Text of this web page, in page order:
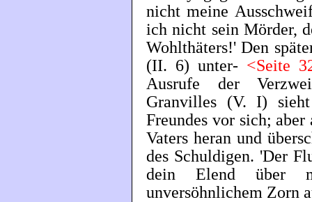
nicht meine
ich nicht sein Mörder,
Wohlthäters!' Den
(II. 6) unter- <Seite
Ausrufe der
Granvilles (V. I)
Freundes vor sich;
Vaters heran und
des Schuldigen. 'Der
dein Elend über
unversöhnlichem Zorn